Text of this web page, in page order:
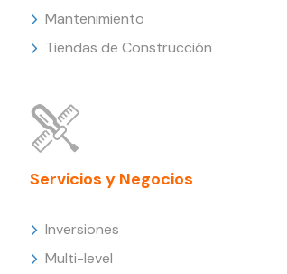
Mantenimiento
Tiendas de Construcción
Servicios y Negocios
Inversiones
Multi-level